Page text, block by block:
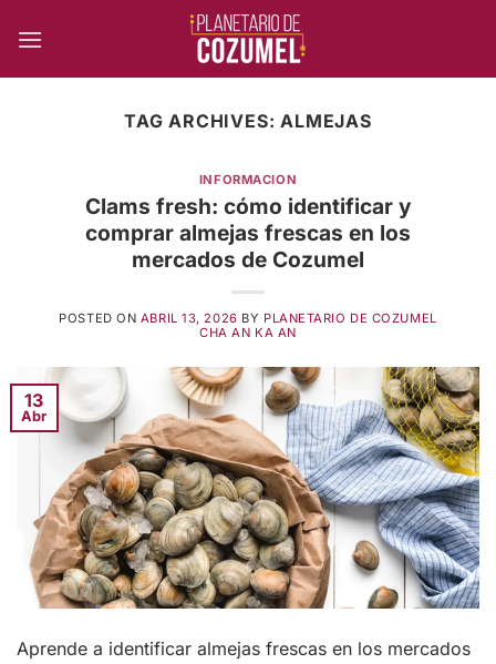
TAG ARCHIVES:ALMEJAS
INFORMACION
Clams fresh: cómo identificar y
comprar almejas frescas en los
mercados de Cozumel
POSTED ON ABRIL 13, 2026 BY PLANETARIO DE COZUMEL
CHA AN KA AN
13
Abr
Aprende a identificar almejas frescas en los mercados